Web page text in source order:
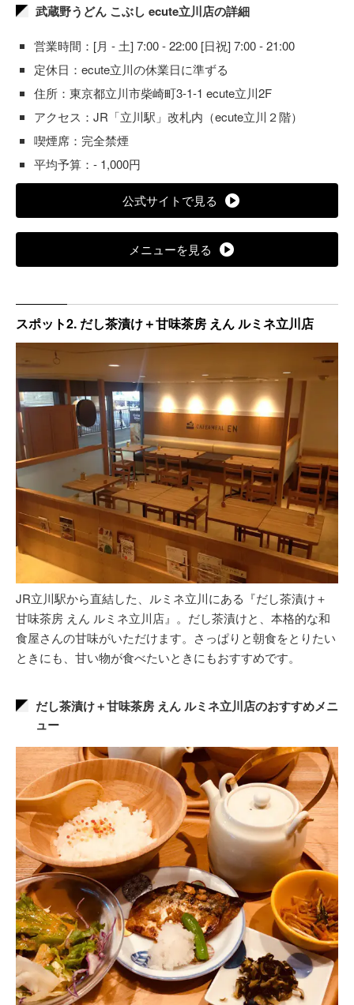
武蔵野うどん こぶし ecute立川店の詳細
営業時間：[月 - 土] 7:00 - 22:00 [日祝] 7:00 - 21:00
定休日：ecute立川の休業日に準ずる
住所：東京都立川市柴崎町3-1-1 ecute立川2F
アクセス：JR「立川駅」改札内（ecute立川２階）
喫煙席：完全禁煙
平均予算：- 1,000円
公式サイトで見る
メニューを見る
スポット2. だし茶漬け＋甘味茶房 えん ルミネ立川店
JR立川駅から直結した、ルミネ立川にある『だし茶漬け＋
甘味茶房 えん ルミネ立川店』。だし茶漬けと、本格的な和
食屋さんの甘味がいただけます。さっぱりと朝食をとりたい
ときにも、甘い物が食べたいときにもおすすめです。
だし茶漬け＋甘味茶房 えん ルミネ立川店のおすすめメニ
ュー